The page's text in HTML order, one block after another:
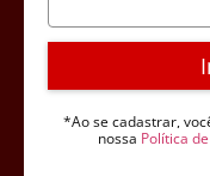
*Ao se cadastrar,
nossa Política